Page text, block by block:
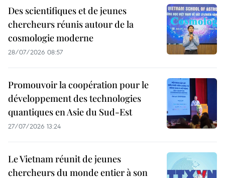
Des scientifiques et de jeunes
chercheurs réunis autour de la
cosmologie moderne
28/07/2026 08:57
Promouvoir la coopération pour le
développement des technologies
quantiques en Asie du Sud-Est
27/07/2026 13:24
Le Vietnam réunit de jeunes
chercheurs du monde entier à son